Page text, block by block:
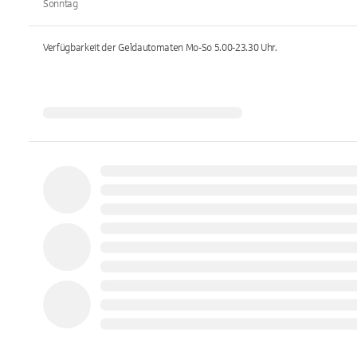
Sonntag
Verfügbarkeit der Geldautomaten Mo-So 5.00-23.30Uhr.